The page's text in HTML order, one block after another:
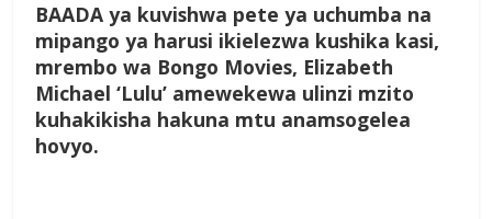
BAADA ya kuvishwa pete ya uchumba na
mipango ya harusi ikielezwa kushika kasi,
mrembo wa Bongo Movies, Elizabeth
Michael ‘Lulu’ amewekewa ulinzi mzito
kuhakikisha hakuna mtu anamsogelea
hovyo.